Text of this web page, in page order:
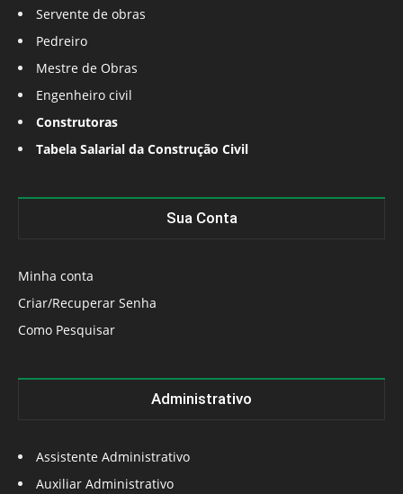
Servente de obras
Pedreiro
Mestre de Obras
Engenheiro civil
Construtoras
Tabela Salarial da Construção Civil
Sua Conta
Minha conta
Criar/Recuperar Senha
Como Pesquisar
Administrativo
Assistente Administrativo
Auxiliar Administrativo